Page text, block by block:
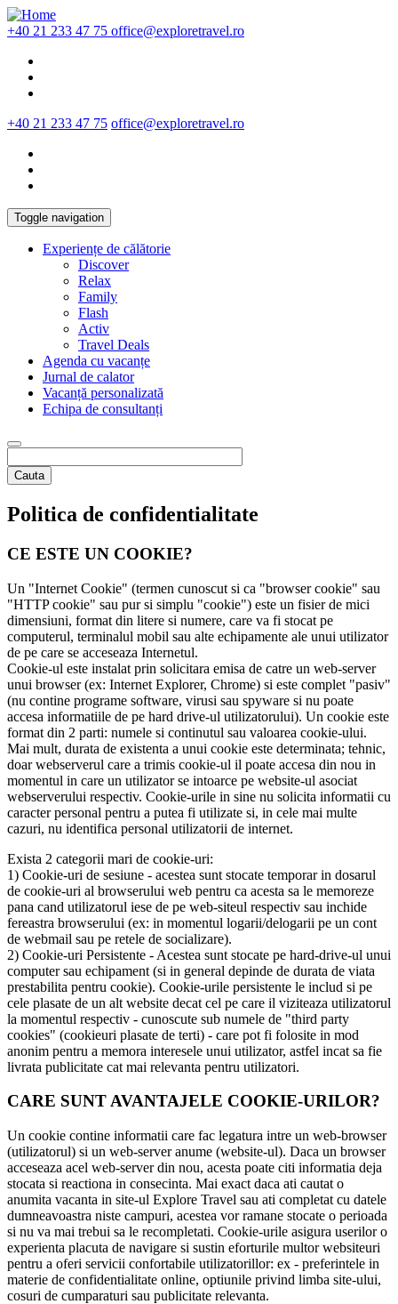
Skip to main content
+40 21 233 47 75 office@exploretravel.ro
+40 21 233 47 75 office@exploretravel.ro
Toggle navigation
Experiențe de călătorie
Discover
Relax
Family
Flash
Activ
Travel Deals
Agenda cu vacanțe
Jurnal de calator
Vacanță personalizată
Echipa de consultanți
Cauta
Politica de confidentialitate
CE ESTE UN COOKIE?
Un "Internet Cookie" (termen cunoscut si ca "browser cookie" sau
"HTTP cookie" sau pur si simplu "cookie") este un fisier de mici
dimensiuni, format din litere si numere, care va fi stocat pe
computerul, terminalul mobil sau alte echipamente ale unui utilizator
de pe care se acceseaza Internetul.
Cookie-ul este instalat prin solicitara emisa de catre un web-server
unui browser (ex: Internet Explorer, Chrome) si este complet "pasiv"
(nu contine programe software, virusi sau spyware si nu poate
accesa informatiile de pe hard drive-ul utilizatorului). Un cookie este
format din 2 parti: numele si continutul sau valoarea cookie-ului.
Mai mult, durata de existenta a unui cookie este determinata; tehnic,
doar webserverul care a trimis cookie-ul il poate accesa din nou in
momentul in care un utilizator se intoarce pe website-ul asociat
webserverului respectiv. Cookie-urile in sine nu solicita informatii cu
caracter personal pentru a putea fi utilizate si, in cele mai multe
cazuri, nu identifica personal utilizatorii de internet.
Exista 2 categorii mari de cookie-uri:
1) Cookie-uri de sesiune - acestea sunt stocate temporar in dosarul
de cookie-uri al browserului web pentru ca acesta sa le memoreze
pana cand utilizatorul iese de pe web-siteul respectiv sau inchide
fereastra browserului (ex: in momentul logarii/delogarii pe un cont
de webmail sau pe retele de socializare).
2) Cookie-uri Persistente - Acestea sunt stocate pe hard-drive-ul unui
computer sau echipament (si in general depinde de durata de viata
prestabilita pentru cookie). Cookie-urile persistente le includ si pe
cele plasate de un alt website decat cel pe care il viziteaza utilizatorul
la momentul respectiv - cunoscute sub numele de "third party
cookies" (cookieuri plasate de terti) - care pot fi folosite in mod
anonim pentru a memora interesele unui utilizator, astfel incat sa fie
livrata publicitate cat mai relevanta pentru utilizatori.
CARE SUNT AVANTAJELE COOKIE-URILOR?
Un cookie contine informatii care fac legatura intre un web-browser
(utilizatorul) si un web-server anume (website-ul). Daca un browser
acceseaza acel web-server din nou, acesta poate citi informatia deja
stocata si reactiona in consecinta. Mai exact daca ati cautat o
anumita vacanta in site-ul Explore Travel sau ati completat cu datele
dumneavoastra niste campuri, acestea vor ramane stocate o perioada
si nu va mai trebui sa le recompletati. Cookie-urile asigura userilor o
experienta placuta de navigare si sustin eforturile multor websiteuri
pentru a oferi servicii confortabile utilizatorillor: ex - preferintele in
materie de confidentialitate online, optiunile privind limba site-ului,
cosuri de cumparaturi sau publicitate relevanta.